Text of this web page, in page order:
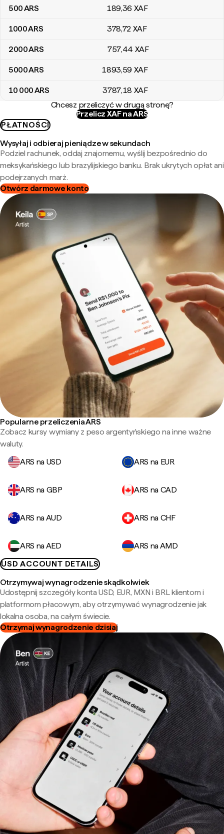
500ARS 189,36 XAF
1000ARS 378,72 XAF
2000ARS 757,44 XAF
5000ARS 1893,59 XAF
10 000ARS 3787,18 XAF
Chcesz przeliczyć w drugą stronę?
Przelicz XAF na ARS
PŁATNOŚCI
Wysyłaj i odbieraj pieniądze w sekundach
Podziel rachunek, oddaj znajomemu, wyślij bezpośrednio do
meksykańskiego lub brazylijskiego banku. Brak ukrytych opłat ani
podejrzanych marż.
Otwórz darmowe konto
Popularne przeliczenia ARS
Zobacz kursy wymiany z peso argentyńskiego na inne ważne
waluty.
ARS na USD
ARS na EUR
ARS na GBP ARS na CAD
ARS na AUD ARS na CHF
ARS na AED
ARS na AMD
USD ACCOUNT DETAILS
Otrzymywaj wynagrodzenie skądkolwiek
Udostępnij szczegóły konta USD, EUR, MXN i BRL klientom i
platformom płacowym, aby otrzymywać wynagrodzenie jak
lokalna osoba, na całym świecie.
Otrzymaj wynagrodzenie dzisiaj